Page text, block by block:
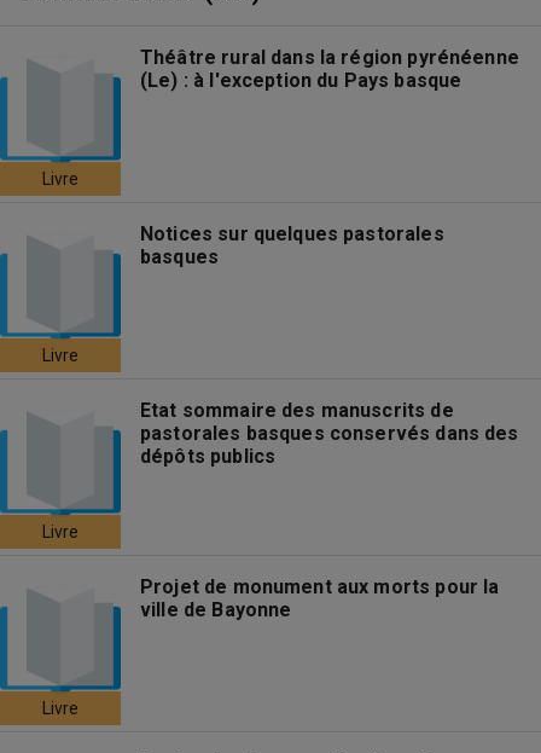
Livre
Théâtre rural dans la région pyrénéenne
(Le) : à l'exception du Pays basque
Livre
Notices sur quelques pastorales
basques
Livre
Etat sommaire des manuscrits de
pastorales basques conservés dans des
dépôts publics
Livre
Projet de monument aux morts pour la
ville de Bayonne